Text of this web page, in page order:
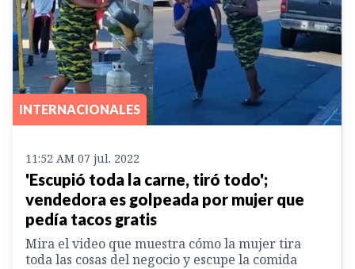
INTERNACIONALES
11:52 AM 07 jul. 2022
'Escupió toda la carne, tiró todo';
vendedora es golpeada por mujer que
pedía tacos gratis
Mira el video que muestra cómo la mujer tira
toda las cosas del negocio y escupe la comida